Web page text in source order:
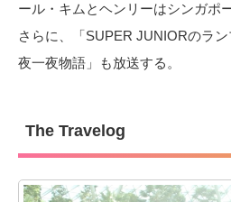
ール・キムとヘンリーはシンガポ
さらに、「SUPER JUNIORのラ
夜一夜物語」も放送する。
The Travelog